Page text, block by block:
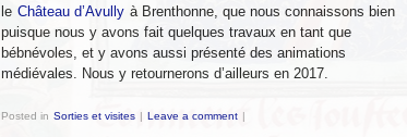
le Château d’Avully à Brenthonne, que nous connaissons bien
puisque nous y avons fait quelques travaux en tant que
bébnévoles, et y avons aussi présenté des animations
médiévales. Nous y retournerons d’ailleurs en 2017.
Posted in Sorties et visites | Leave a comment |